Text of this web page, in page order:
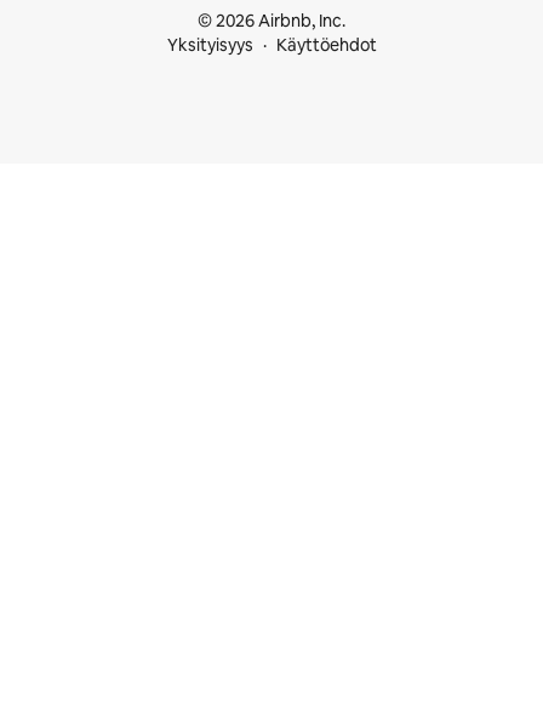
© 2026 Airbnb, Inc.
Yksityisyys
Käyttöehdot